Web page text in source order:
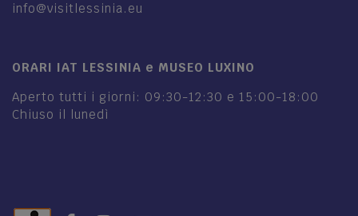
info@visitlessinia.eu
ORARI IAT LESSINIA e MUSEO LUXINO
Aperto tutti i giorni: 09:30-12:30 e 15:00-18:00
Chiuso il lunedì